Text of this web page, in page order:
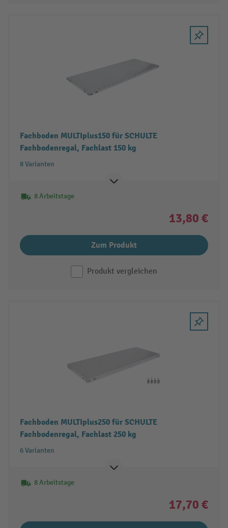
Fachboden MULTIplus150 für SCHULTE
Fachbodenregal, Fachlast 150 kg
8 Varianten
8 Arbeitstage
13,80 €
Zum Produkt
Produkt vergleichen
Fachboden MULTIplus250 für SCHULTE
Fachbodenregal, Fachlast 250 kg
6 Varianten
8 Arbeitstage
17,70 €